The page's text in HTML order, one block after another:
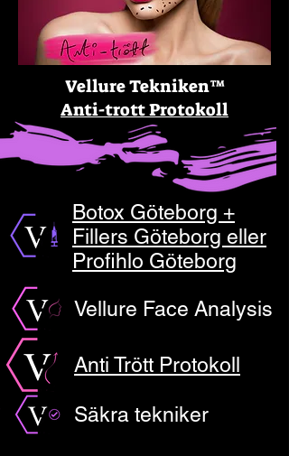
Botox Göteborg +
Fillers Göteborg eller
Profihlo Göteborg
Vellure Face Analysis
Säkra tekniker
Anti Trött Protokoll
Vellure Tekniken™️
Anti-trott Protokoll